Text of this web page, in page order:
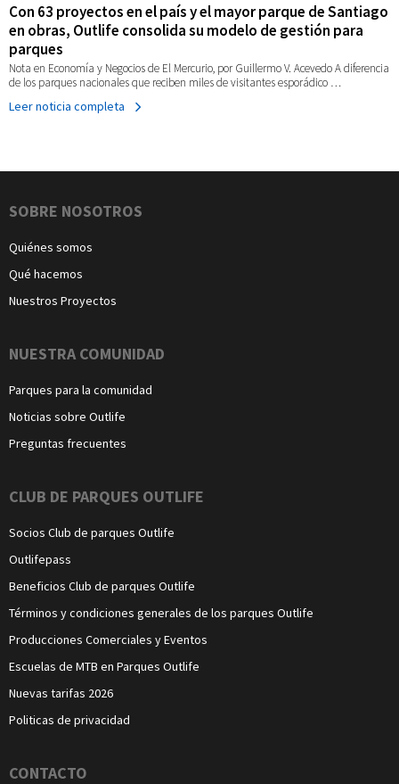
Con 63 proyectos en el país y el mayor parque de Santiago
en obras, Outlife consolida su modelo de gestión para
parques
Nota en Economía y Negocios de El Mercurio, por Guillermo V. Acevedo A diferencia
de los parques nacionales que reciben miles de visitantes esporádico …
Leer noticia completa
Navegación
SOBRE NOSOTROS
Quiénes somos
Qué hacemos
Nuestros Proyectos
NUESTRA COMUNIDAD
Parques para la comunidad
Noticias sobre Outlife
Preguntas frecuentes
CLUB DE PARQUES OUTLIFE
Socios Club de parques Outlife
Outlifepass
Beneficios Club de parques Outlife
Términos y condiciones generales de los parques Outlife
Producciones Comerciales y Eventos
Escuelas de MTB en Parques Outlife
Nuevas tarifas 2026
Politicas de privacidad
CONTACTO